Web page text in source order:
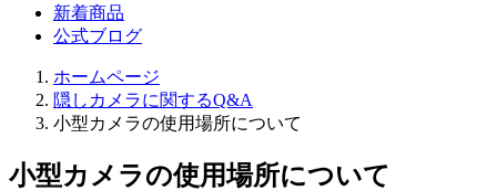
新着商品
公式ブログ
ホームページ
隠しカメラに関するQ&A
小型カメラの使用場所について
小型カメラの使用場所について